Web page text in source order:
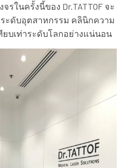
รในครั้งนี้ของ Dr.TATTOF จะ
ะดับอุตสาหกรรม คลินิกความ
ยบเท่าระดับโลกอย่างแน่นอน